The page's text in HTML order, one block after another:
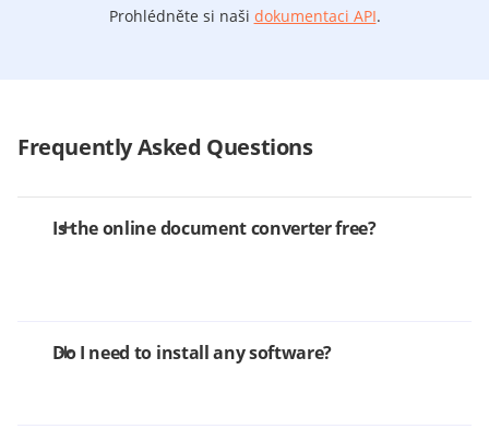
Prohlédněte si naši dokumentaci API.
Frequently Asked Questions
Is the online document converter free?
Do I need to install any software?